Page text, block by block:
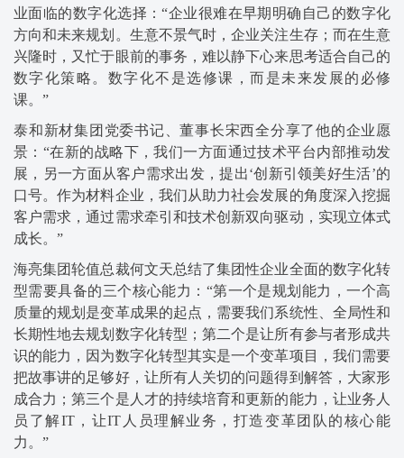
业面临的数字化选择：“企业很难在早期明确自己的数字化
方向和未来规划。生意不景气时，企业关注生存；而在生意
兴隆时，又忙于眼前的事务，难以静下心来思考适合自己的
数字化策略。数字化不是选修课，而是未来发展的必修
课。”
泰和新材集团党委书记、董事长宋西全分享了他的企业愿
景：“在新的战略下，我们一方面通过技术平台内部推动发
展，另一方面从客户需求出发，提出‘创新引领美好生活’的
口号。作为材料企业，我们从助力社会发展的角度深入挖掘
客户需求，通过需求牵引和技术创新双向驱动，实现立体式
成长。”
海亮集团轮值总裁何文天总结了集团性企业全面的数字化转
型需要具备的三个核心能力：“第一个是规划能力，一个高
质量的规划是变革成果的起点，需要我们系统性、全局性和
长期性地去规划数字化转型；第二个是让所有参与者形成共
识的能力，因为数字化转型其实是一个变革项目，我们需要
把故事讲的足够好，让所有人关切的问题得到解答，大家形
成合力；第三个是人才的持续培育和更新的能力，让业务人
员了解IT，让IT人员理解业务，打造变革团队的核心能
力。”